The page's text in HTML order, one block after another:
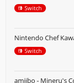
Switch
Nintendo Chef
Switch
amiibo - Mineru's